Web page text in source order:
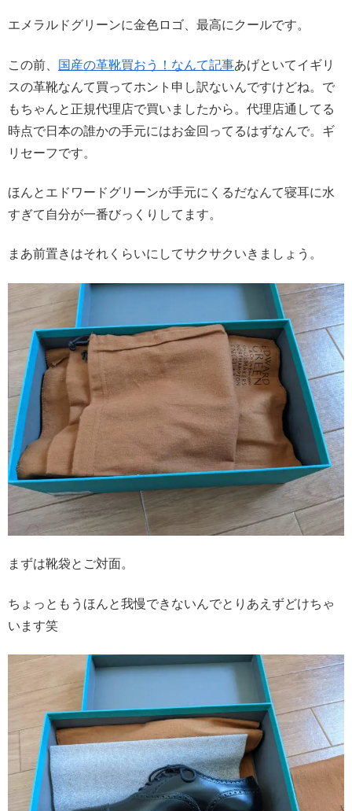
エメラルドグリーンに金色ロゴ、最高にクールです。
この前、 国産の革靴買おう！なんて記事あげといてイギリ
スの革靴なんて買ってホント申し訳ないんですけどね。で
もちゃんと正規代理店で買いましたから。代理店通してる
時点で日本の誰かの手元にはお金回ってるはずなんで。ギ
リセーフです。
ほんとエドワードグリーンが手元にくるだなんて寝耳に水
すぎて自分が一番びっくりしてます。
まあ前置きはそれくらいにしてサクサクいきましょう。
まずは靴袋とご対面。
ちょっともうほんと我慢できないんでとりあえずどけちゃ
います笑